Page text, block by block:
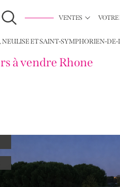
VENTES
ET SAINT-SYMPHORIEN-DE-
à vendre Rhone